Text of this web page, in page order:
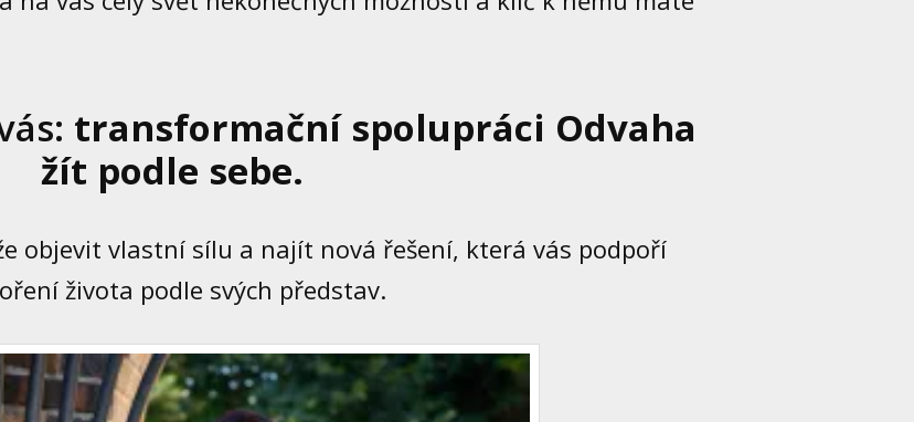
transformační spolupráci Odvaha
žít podle sebe.
objevit vlastní sílu a najít nová řešení, která vás podpoří
života podle svých představ.